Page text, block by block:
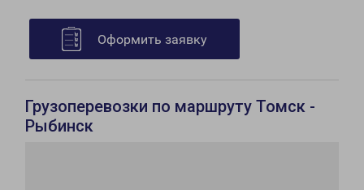
Оформить заявку
Грузоперевозки по маршруту Томск -
Рыбинск